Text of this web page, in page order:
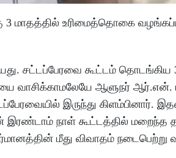
3 மாதத்தில் உரிமைத்தொகை
சட்டப்பேரவை கூட்டம் தொடங்கிய 3
வாசிக்காமலேயே ஆளுநர் ஆர்.என்.
இருந்து கிளம்பினார்.
இரண்டாம் நாள் கூட்டத்தில்
மீது விவாதம் நடைபெற்று